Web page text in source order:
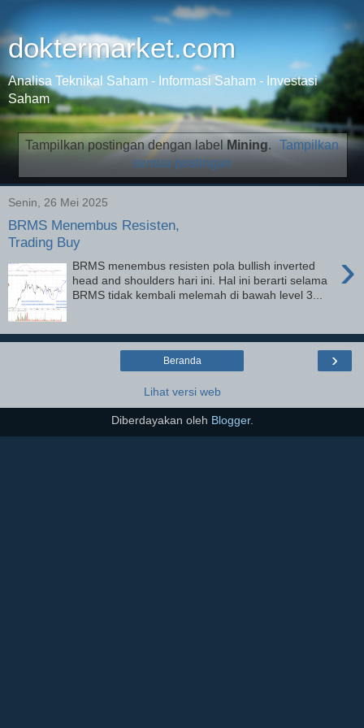
doktermarket.com
Analisa Teknikal Saham - Informasi Saham - Investasi
Saham
Tampilkan postingan dengan labelMining.
Tampilkan
semua postingan
Senin, 26 Mei 2025
BRMS Menembus Resisten,
Trading Buy
›
BRMS menembus resisten pola bullish inverted
head and shoulders hari ini. Hal ini berarti selama
BRMS tidak kembali melemah di bawah level 3...
›
Beranda
Lihat versi web
Diberdayakan oleh Blogger.